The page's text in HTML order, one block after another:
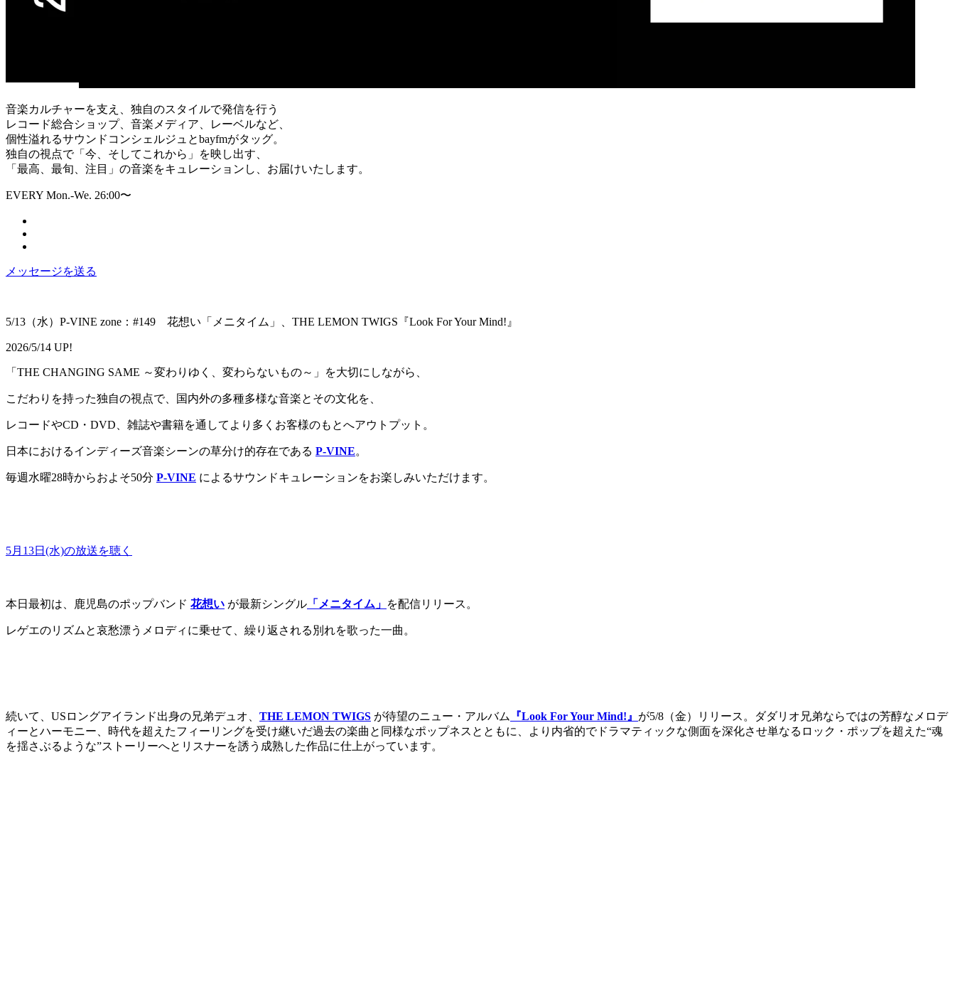
音楽カルチャーを支え、独自のスタイルで発信を行う
レコード総合ショップ、音楽メディア、レーベルなど、
個性溢れるサウンドコンシェルジュとbayfmがタッグ。
独自の視点で「今、そしてこれから」を映し出す、
「最高、最旬、注目」の音楽をキュレーションし、お届けいたします。
EVERY Mon.-We. 26:00〜
メッセージを送る
5/13（水）P-VINE zone：#149 花想い「メニタイム」、THE LEMON TWIGS『Look For Your Mind!』
2026/5/14 UP!
「THE CHANGING SAME ～変わりゆく、変わらないもの～」を大切にしながら、
こだわりを持った独自の視点で、国内外の多種多様な音楽とその文化を、
レコードやCD・DVD、雑誌や書籍を通してより多くお客様のもとへアウトプット。
日本におけるインディーズ音楽シーンの草分け的存在である P-VINE。
毎週水曜28時からおよそ50分 P-VINE によるサウンドキュレーションをお楽しみいただけます。
5月13日(水)の放送を聴く
本日最初は、鹿児島のポップバンド 花想い が最新シングル 「メニタイム」 を配信リリース。
レゲエのリズムと哀愁漂うメロディに乗せて、繰り返される別れを歌った一曲。
続いて、USロングアイランド出身の兄弟デュオ、 THE LEMON TWIGS が待望のニュー・アルバム 『Look For Your Mind!』 が5/8（金）リリース。ダダリオ兄弟ならではの芳醇なメロデ
ィーとハーモニー、時代を超えたフィーリングを受け継いだ過去の楽曲と同様なポップネスとともに、より内省的でドラマティックな側面を深化させ単なるロック・ポップを超えた“魂
を揺さぶるような”ストーリーへとリスナーを誘う成熟した作品に仕上がっています。